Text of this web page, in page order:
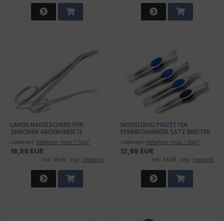
LANGE NAGELSCHERE FÜR
SENIOREN ABGERUNDETE
STUMPFE SICHERHEITS-
FUSSNAGELSCHERE MIT M
IKROZAHNUNG - ALTERNATIVE N
AGELZANGE N
Lieferzeit: lieferbar, max. 1 Tag*
16,99 EUR
inkl .MwSt., zzgl. Versand
MODELLBAU PINZETTEN
FEINMECHANIKER SATZ BREITER
GRIFF 4-TEILIG
Lieferzeit: lieferbar, max. 1 Tag*
12,99 EUR
inkl .MwSt., zzgl. Versand